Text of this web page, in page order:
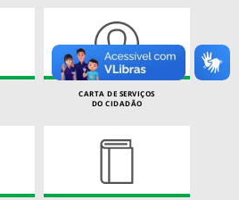
CARTA DE SERVIÇOS
DO CIDADÃO